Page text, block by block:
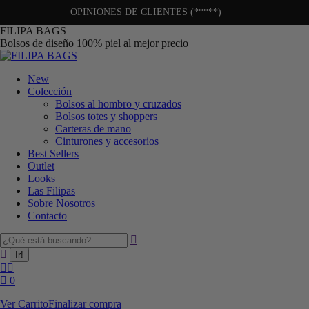
OPINIONES DE CLIENTES (*****)
FILIPA BAGS
Bolsos de diseño 100% piel al mejor precio
New
Colección
Bolsos al hombro y cruzados
Bolsos totes y shoppers
Carteras de mano
Cinturones y accesorios
Best Sellers
Outlet
Looks
Las Filipas
Sobre Nosotros
Contacto
0
Ver CarritoFinalizar compra